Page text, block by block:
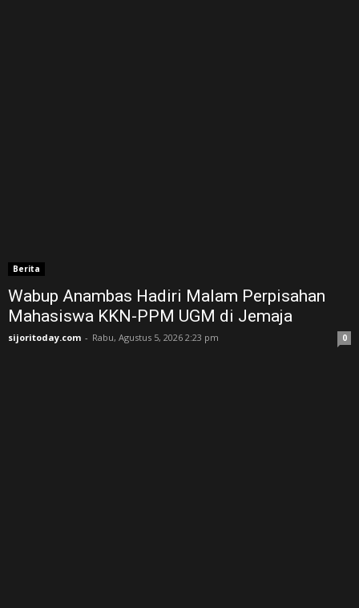
Berita
Wabup Anambas Hadiri Malam Perpisahan
Mahasiswa KKN-PPM UGM di Jemaja ‎
sijoritoday.com - Rabu, Agustus 5, 2026 2:23 pm 0